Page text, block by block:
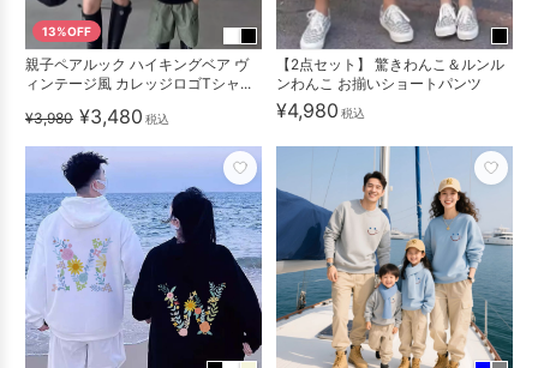
13%OFF
親子ペアルック ハイキングベア ヴ
ィンテージ風 カレッジロゴTシャ...
¥3,980 ¥3,480 税込
【2点セット】 驚きわんこ＆ルンル
ンわんこ お揃いショートパンツ
¥4,980 税込